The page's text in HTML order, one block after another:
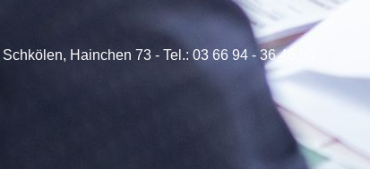
Schkölen, Hainchen 73 - Tel.: 03 66 94 - 36 46 50